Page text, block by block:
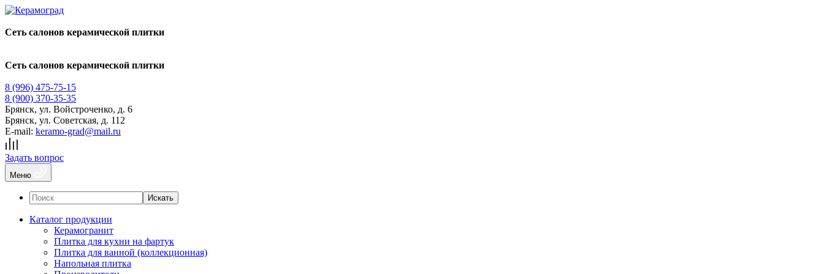
Сеть салонов керамической плитки
Сеть салонов керамической плитки
8 (996) 475-75-15
8 (900) 370-35-35
Брянск, ул. Войстроченко, д. 6
Брянск, ул. Советская, д. 112
E-mail: keramo-grad@mail.ru
Задать вопрос
Меню
Искать
Каталог продукции
Керамогранит
Плитка для кухни на фартук
Плитка для ванной (коллекционная)
Напольная плитка